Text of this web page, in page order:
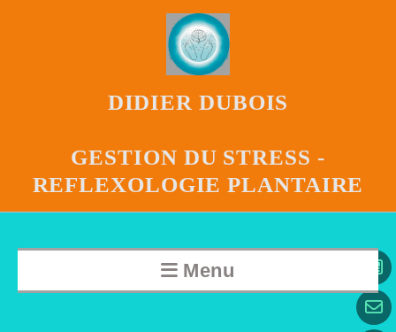
DIDIER DUBOIS
GESTION DU STRESS -
REFLEXOLOGIE PLANTAIRE
Menu